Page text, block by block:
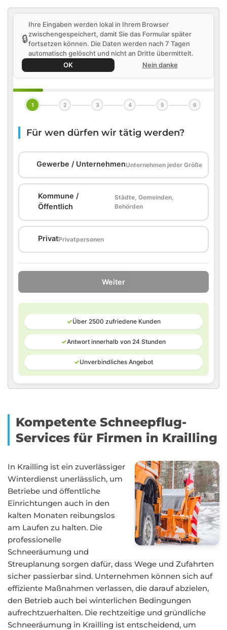
🔒
Ihre Eingaben werden lokal in Ihrem Browser
zwischengespeichert, damit Sie das Formular später
fortsetzen können. Die Daten werden nach 7 Tagen
automatisch gelöscht und nicht an Dritte übermittelt.
OK
Nein danke
1 2 3 4 5 6
Für wen dürfen wir tätig werden?
Gewerbe / UnternehmenUnternehmen jeder Größe
Kommune /
Öffentlich
Städte, Gemeinden,
Behörden
PrivatPrivatpersonen
Weiter
✓Über 2500 zufriedene Kunden
✓Antwort innerhalb von 24 Stunden
✓Unverbindliches Angebot
Kompetente Schneepflug-
Services für Firmen in Krailling
In Krailling ist ein zuverlässiger
Winterdienst unerlässlich, um
Betriebe und öffentliche
Einrichtungen auch in den
kalten Monaten reibungslos
am Laufen zu halten. Die
professionelle
Schneeräumung und
Streuplanung sorgen dafür, dass Wege und Zufahrten
sicher passierbar sind. Unternehmen können sich auf
effiziente Maßnahmen verlassen, die darauf abzielen,
den Betrieb auch bei winterlichen Bedingungen
aufrechtzuerhalten. Die rechtzeitige und gründliche
Schneeräumung in Krailling ist entscheidend, um